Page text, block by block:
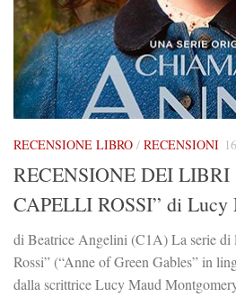
RECENSIONE LIBRO / RECENSIONI
RECENSIONE DEI
CAPELLI ROSSI” di
di Beatrice Angelini (C1A) La serie di
Rossi” (“Anne of Green Gables” in
dalla scrittrice Lucy Maud